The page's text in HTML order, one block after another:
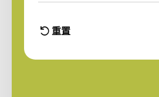
篩選條件
重置